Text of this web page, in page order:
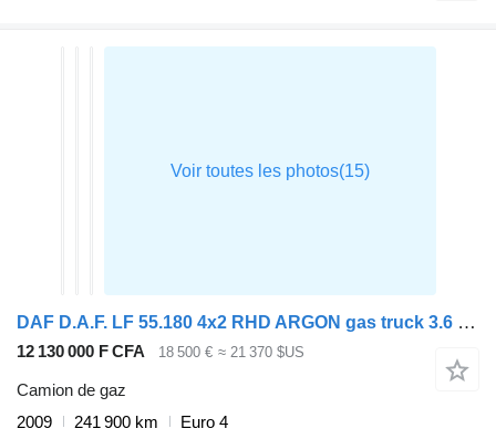
DAF D.A.F. LF 55.180 4x2 RHD ARGON gas truck 3.6 m3
12 130 000 F CFA 18 500 € ≈ 21 370 $US
Camion de gaz
2009
241 900 km
Euro 4